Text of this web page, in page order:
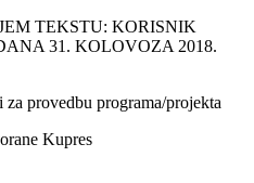
TEKSTU: KORISNIK
31. KOLOVOZA 2018.
provedbu programa/projekta
Kupres